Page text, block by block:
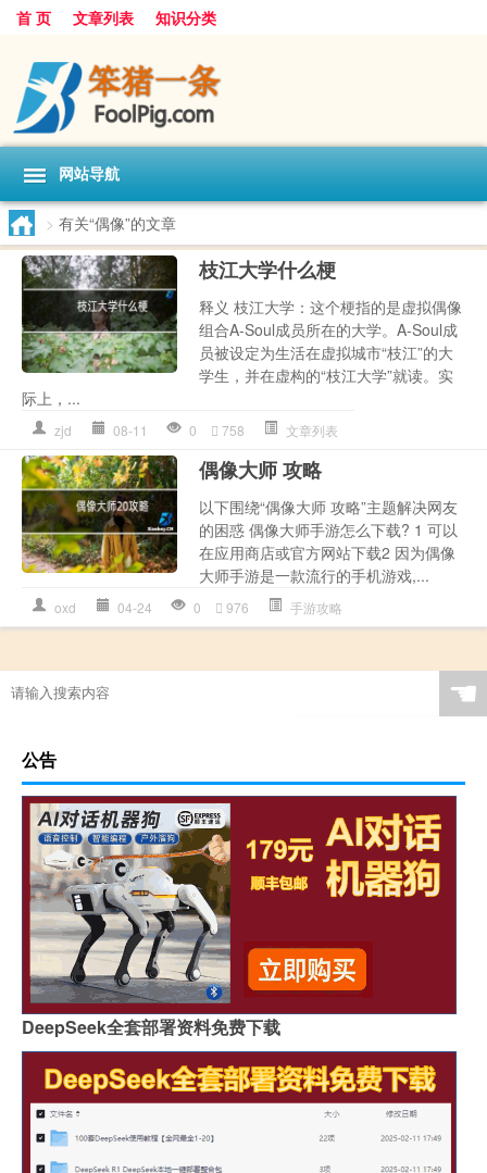
首 页 文章列表 知识分类
网站导航
> 有关“偶像”的文章
枝江大学什么梗
释义 枝江大学：这个梗指的是虚拟偶像
组合A-Soul成员所在的大学。A-Soul成
员被设定为生活在虚拟城市“枝江”的大
学生，并在虚构的“枝江大学”就读。实
际上，...
zjd 08-11 0 758 文章列表
偶像大师 攻略
以下围绕“偶像大师 攻略”主题解决网友
的困惑 偶像大师手游怎么下载? 1 可以
在应用商店或官方网站下载2 因为偶像
大师手游是一款流行的手机游戏,...
oxd 04-24 0 976 手游攻略
☚
公告
DeepSeek全套部署资料免费下载